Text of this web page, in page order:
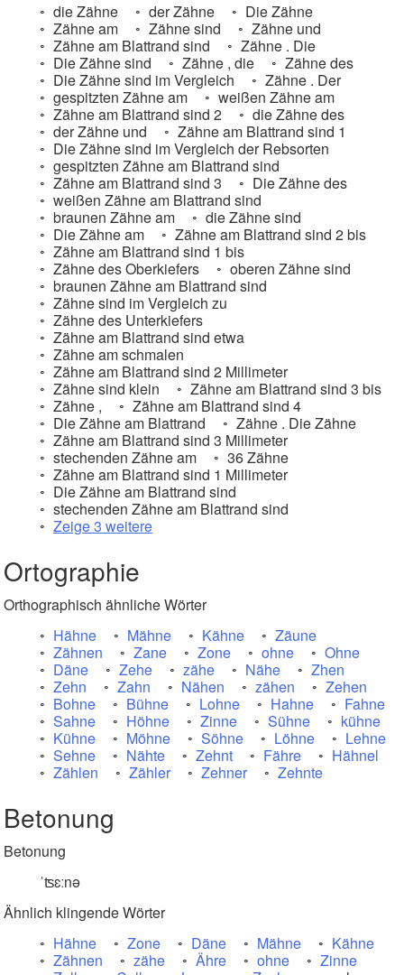
die Zähne
der Zähne
Die Zähne
Zähne am
Zähne sind
Zähne und
Zähne am Blattrand sind
Zähne . Die
Die Zähne sind
Zähne , die
Zähne des
Die Zähne sind im Vergleich
Zähne . Der
gespitzten Zähne am
weißen Zähne am
Zähne am Blattrand sind 2
die Zähne des
der Zähne und
Zähne am Blattrand sind 1
Die Zähne sind im Vergleich der Rebsorten
gespitzten Zähne am Blattrand sind
Zähne am Blattrand sind 3
Die Zähne des
weißen Zähne am Blattrand sind
braunen Zähne am
die Zähne sind
Die Zähne am
Zähne am Blattrand sind 2 bis
Zähne am Blattrand sind 1 bis
Zähne des Oberkiefers
oberen Zähne sind
braunen Zähne am Blattrand sind
Zähne sind im Vergleich zu
Zähne des Unterkiefers
Zähne am Blattrand sind etwa
Zähne am schmalen
Zähne am Blattrand sind 2 Millimeter
Zähne sind klein
Zähne am Blattrand sind 3 bis
Zähne ,
Zähne am Blattrand sind 4
Die Zähne am Blattrand
Zähne . Die Zähne
Zähne am Blattrand sind 3 Millimeter
stechenden Zähne am
36 Zähne
Zähne am Blattrand sind 1 Millimeter
Die Zähne am Blattrand sind
stechenden Zähne am Blattrand sind
Zeige 3 weitere
Ortographie
Orthographisch ähnliche Wörter
Hähne
Mähne Kähne
Zäune
Zähnen
Zane Zone ohne
Ohne
Däne
Zehe zähe Nähe
Zhen
Zehn
Zahn Nähen zähen
Zehen
Bohne
Bühne Lohne Hahne
Fahne
Sahne
Höhne Zinne Sühne
kühne
Kühne
Möhne Söhne Löhne
Lehne
Sehne
Nähte Zehnt Fähre
Hähnel
Zählen
Zähler Zehner Zehnte
Betonung
Betonung
ˈʦɛːnə
Ähnlich klingende Wörter
Hähne
Zone Däne Mähne
Kähne
Zähnen
zähe Ähre ohne
Zinne